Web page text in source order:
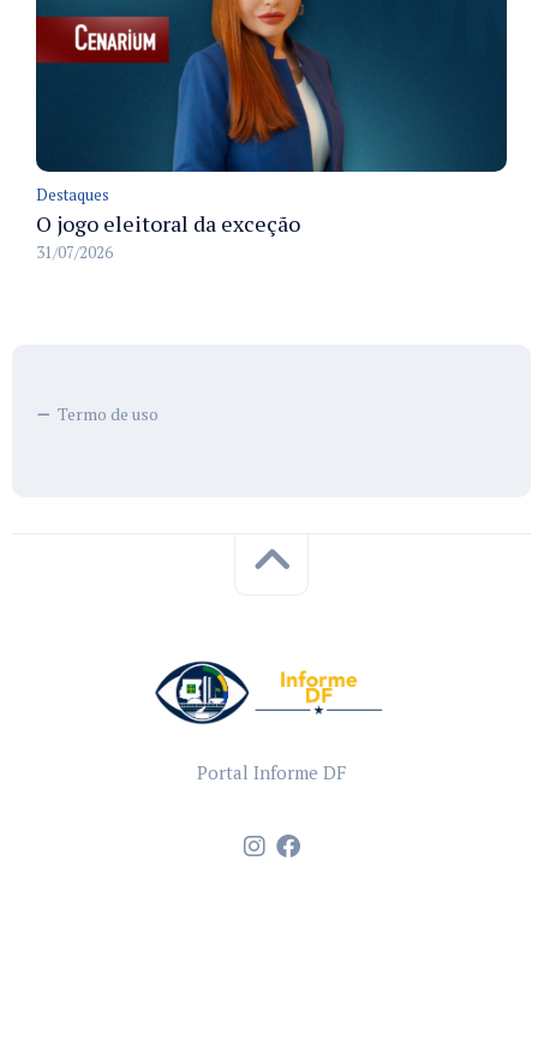
Destaques
O jogo eleitoral da exceção
31/07/2026
Termo de uso
Portal Informe DF